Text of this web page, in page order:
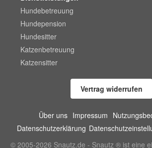
Hundebetreuung
Hundepension
Hundesitter
Katzenbetreuung
Katzensitter
Vertrag widerrufen
Über uns Impressum
Datenschutzerklärung
© 2005-2026 Snautz.de - Snautz ® ist eine